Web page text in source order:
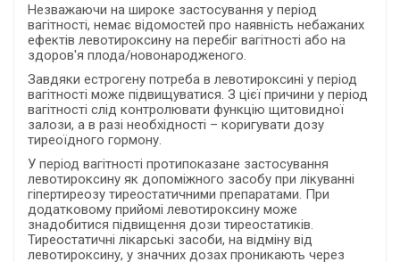
Незважаючи на широке застосування у період
вагітності, немає відомостей про наявність небажаних
ефектів левотироксину на перебіг вагітності або на
здоров'я плода/новонародженого.
Завдяки естрогену потреба в левотироксині у період
вагітності може підвищуватися. З цієї причини у період
вагітності слід контролювати функцію щитовидної
залози, а в разі необхідності – коригувати дозу
тиреоїдного гормону.
У період вагітності протипоказане застосування
левотироксину як допоміжного засобу при лікуванні
гіпертиреозу тиреостатичними препаратами. При
додатковому прийомі левотироксину може
знадобитися підвищення дози тиреостатиків.
Тиреостатичні лікарські засоби, на відміну від
левотироксину, у значних дозах проникають через